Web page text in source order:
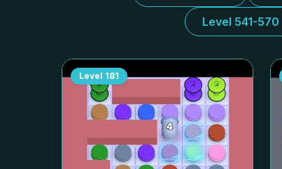
Level 541-570
Level 181